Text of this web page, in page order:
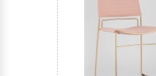
Подъем мебели до первого
при наличии исправного
лифта 200 руб/этаж.
Сборка мебели
совершении заказа в
фиксированной- 3% от